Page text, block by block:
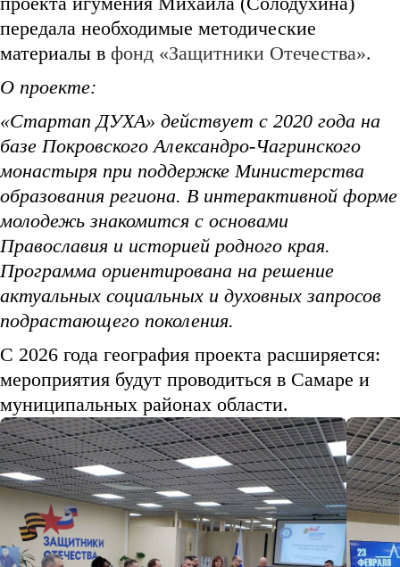
передала необходимые методические
материалы в фонд «Защитники Отечества».
О проекте:
«Стартап ДУХА» действует с 2020 года на
базе Покровского Александро-Чагринского
монастыря при поддержке Министерства
образования региона. В интерактивной форме
молодежь знакомится с основами
Православия и историей родного края.
Программа ориентирована на решение
актуальных социальных и духовных запросов
подрастающего поколения.
С 2026 года география проекта расширяется:
мероприятия будут проводиться в Самаре и
муниципальных районах области.